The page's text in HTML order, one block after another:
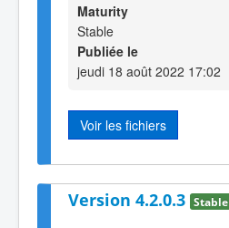
Maturity
Stable
Publiée le
jeudi 18 août 2022 17:02
Voir les fichiers
Version 4.2.0.3 Stable